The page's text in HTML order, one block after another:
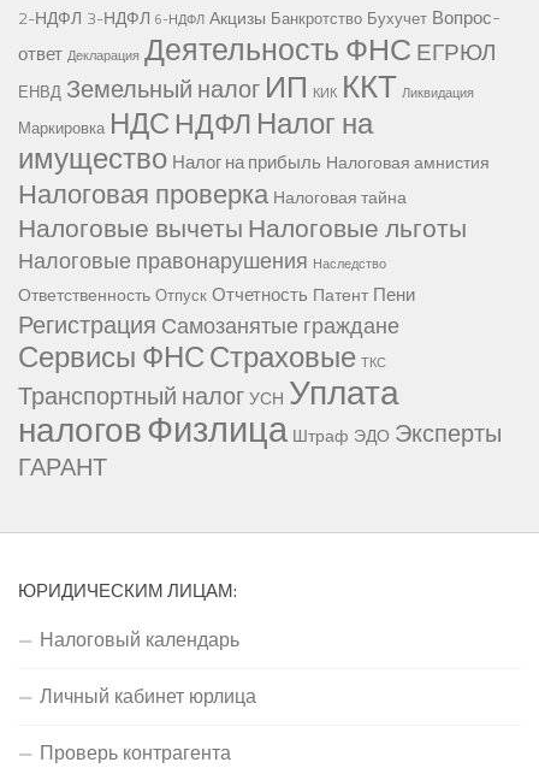
2-НДФЛ 3-НДФЛ 6-НДФЛ Акцизы Банкротство Бухучет Вопрос-
ответ Декларация Деятельность ФНС ЕГРЮЛ
ЕНВД Земельный налог ИП КИК ККТ Ликвидация
Маркировка НДС НДФЛ Налог на
имущество Налог на прибыль Налоговая амнистия
Налоговая проверка Налоговая тайна
Налоговые вычетыНалоговые льготы
Налоговые правонарушения Наследство
Ответственность Отпуск Отчетность Патент Пени
Регистрация Самозанятые граждане
Сервисы ФНССтраховые ТКС
Транспортный налогУСН Уплата
налоговФизлица Штраф ЭДО Эксперты
ГАРАНТ
ЮРИДИЧЕСКИМ ЛИЦАМ:
Налоговый календарь
Личный кабинет юрлица
Проверь контрагента